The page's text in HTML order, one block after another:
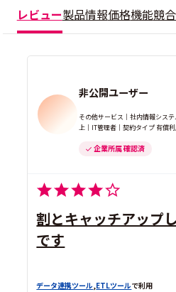
レビュー製品情報価格機能競
非公開ユーザー
その他サービス｜社内情報シス
上｜IT管理者｜契約タイプ 有償利
企業所属 確認済
割とキャッチアップ
です
データ連携ツール ,ETLツールで利用